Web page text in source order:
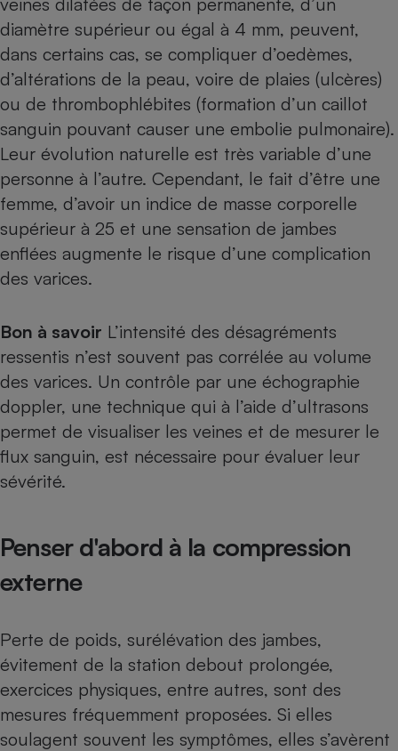
diamètre supérieur ou égal à 4 mm, peuvent,
dans certains cas, se compliquer d’oedèmes,
d’altérations de la peau, voire de plaies (ulcères)
ou de thrombophlébites (formation d’un caillot
sanguin pouvant causer une embolie pulmonaire).
Leur évolution naturelle est très variable d’une
personne à l’autre. Cependant, le fait d’être une
femme, d’avoir un indice de masse corporelle
supérieur à 25 et une sensation de jambes
enflées augmente le risque d’une complication
des varices.
Bon à savoir L’intensité des désagréments
ressentis n’est souvent pas corrélée au volume
des varices. Un contrôle par une échographie
doppler, une technique qui à l’aide d’ultrasons
permet de visualiser les veines et de mesurer le
flux sanguin, est nécessaire pour évaluer leur
sévérité.
Penser d'abord à la compression
externe
Perte de poids, surélévation des jambes,
évitement de la station debout prolongée,
exercices physiques, entre autres, sont des
mesures fréquemment proposées. Si elles
soulagent souvent les symptômes, elles s’avèrent
Complément
alimentaire
bouteille
Assurance emprunteur
Banque
Petit électroménager -
Lave-linge
Plaque de cuisson à
induction
Climatiseur -
Ventilateur
Téléviseur
Téléphone mobile -
Smartphone
Matelas
Radiateur électrique
Ventilateur
Mutuelle
Antimoustique